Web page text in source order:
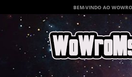
BEM-VINDO AO